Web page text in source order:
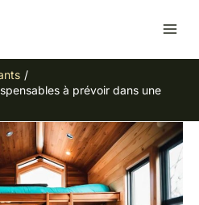
à prévoir dans une